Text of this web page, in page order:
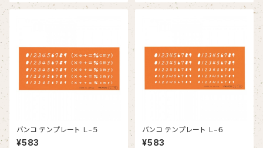
バンコ テンプレート Ｌ−５
¥583
バンコ テンプレート Ｌ−６
¥583